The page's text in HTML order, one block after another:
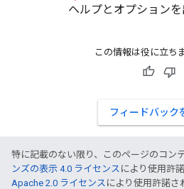
ヘルプとオプションを
この情報は役に立ち
フィードバック
特に記載のない限り、このページのコン
ンズの表示 4.0 ライセンス により使用許
Apache 2.0 ライセンス により使用許諾さ